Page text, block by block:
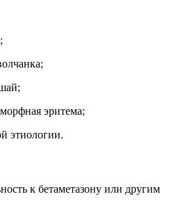
эритема;
этиологии.
к бетаметазону или другим